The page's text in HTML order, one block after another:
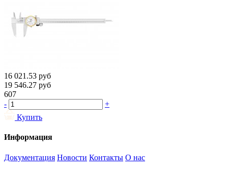
16 021.53 руб
19 546.27 руб
607
-
+
Купить
Информация
Документация Новости Контакты О нас